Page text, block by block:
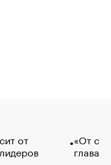
от
«От
глава